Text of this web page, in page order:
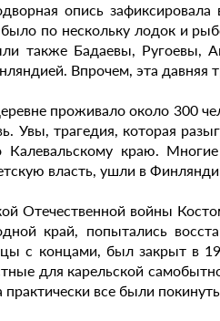
опись
по нескольку лодок и
также Бадаевы, Ругоевы,
Впрочем, эта давняя
проживало около 300
Увы, трагедия, которая
краю.
власть, ушли в
Отечественной войны
край, попытались
с концами, был закрыт в
для карельской
практически все были